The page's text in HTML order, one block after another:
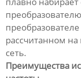
рассчитанном
сеть.
Преимущества